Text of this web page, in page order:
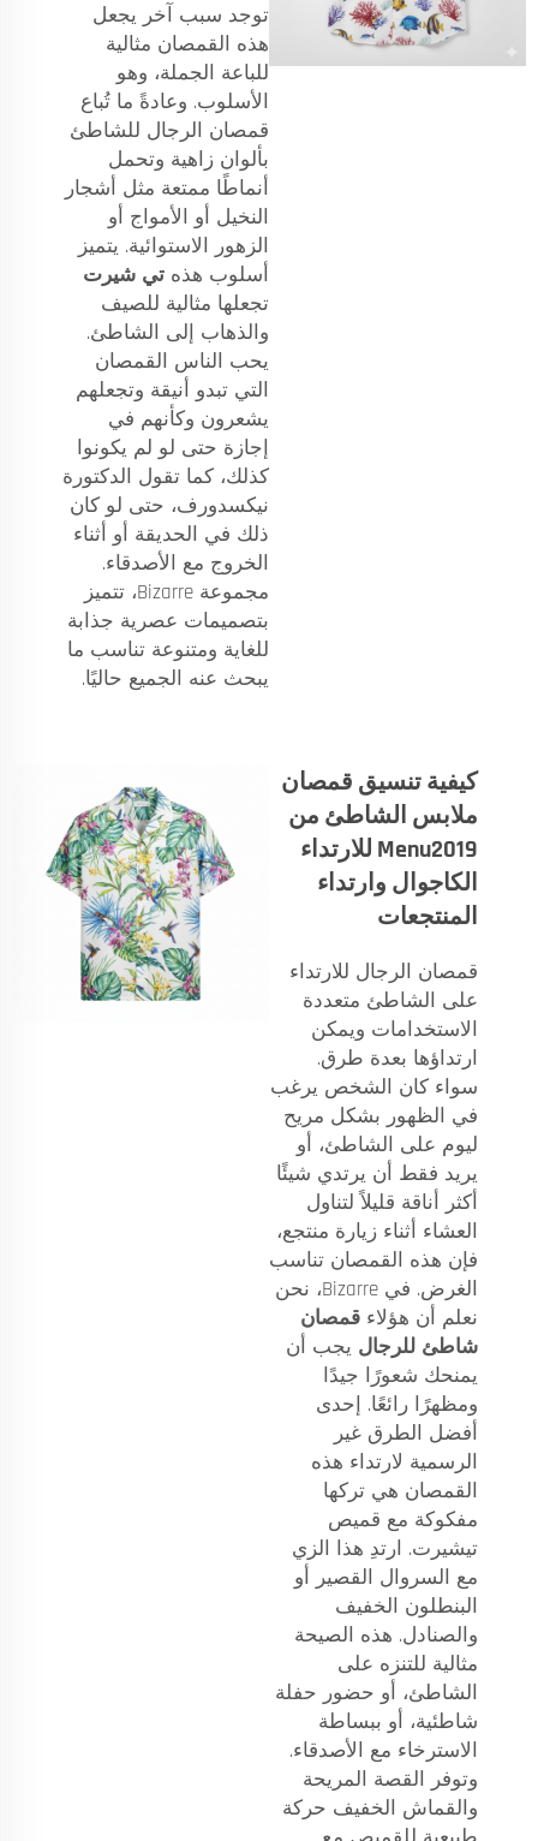
توجد سبب آخر يجعل
هذه القمصان مثالية
للباعة الجملة، وهو
الأسلوب. وعادةً ما تُباع
قمصان الرجال للشاطئ
بألوان زاهية وتحمل
أنماطًا ممتعة مثل أشجار
النخيل أو الأمواج أو
الزهور الاستوائية. يتميز
أسلوب هذه تي شيرت
تجعلها مثالية للصيف
والذهاب إلى الشاطئ.
يحب الناس القمصان
التي تبدو أنيقة وتجعلهم
يشعرون وكأنهم في
إجازة حتى لو لم يكونوا
كذلك، كما تقول الدكتورة
نيكسدورف، حتى لو كان
ذلك في الحديقة أو أثناء
الخروج مع الأصدقاء.
مجموعة Bizarre، تتميز
بتصميمات عصرية جذابة
للغاية ومتنوعة تناسب ما
يبحث عنه الجميع حاليًا.
كيفية تنسيق قمصان
ملابس الشاطئ من
Menu2019 للارتداء
الكاجوال وارتداء
المنتجعات
قمصان الرجال للارتداء
على الشاطئ متعددة
الاستخدامات ويمكن
ارتداؤها بعدة طرق.
سواء كان الشخص يرغب
في الظهور بشكل مريح
ليوم على الشاطئ، أو
يريد فقط أن يرتدي شيئًا
أكثر أناقة قليلاً لتناول
العشاء أثناء زيارة منتجع،
فإن هذه القمصان تناسب
الغرض. في Bizarre، نحن
نعلم أن هؤلاء قمصان
شاطئ للرجال يجب أن
يمنحك شعورًا جيدًا
ومظهرًا رائعًا. إحدى
أفضل الطرق غير
الرسمية لارتداء هذه
القمصان هي تركها
مفكوكة مع قميص
تيشيرت. ارتدِ هذا الزي
مع السروال القصير أو
البنطلون الخفيف
والصنادل. هذه الصيحة
مثالية للتنزه على
الشاطئ، أو حضور حفلة
شاطئية، أو ببساطة
الاسترخاء مع الأصدقاء.
وتوفر القصة المريحة
والقماش الخفيف حركة